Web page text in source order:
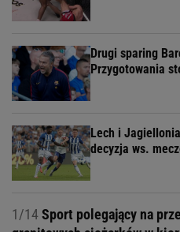
Drugi sparing
Przygotowania
Lech i
decyzja ws.
1/14Sport polegający na